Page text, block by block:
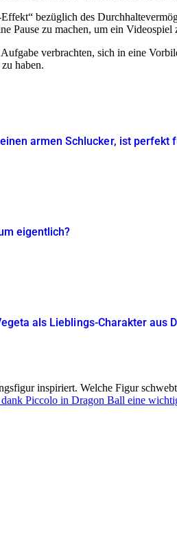
Effekt bezüglich des
Pause zu machen, um ein Videospiel
verbrachten, sich in eine
haben.
armen Schlucker, ist perfekt
eigentlich?
als Lieblings-Charakter
inspiriert. Welche Figur
Piccolo in Dragon Ball eine